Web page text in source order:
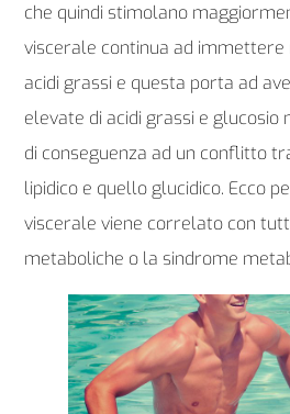
che quindi stimolano
viscerale continua ad
acidi grassi e questa porta ad
elevate di acidi grassi e glucosio
di conseguenza ad un conflitto
lipidico e quello glucidico. Ecco
viscerale viene correlato con
metaboliche o la sindrome